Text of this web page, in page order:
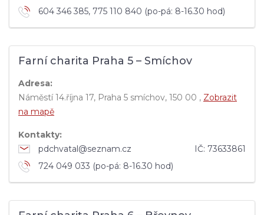
604 346 385, 775 110 840 (po-pá: 8-16.30 hod)
Farní charita Praha 5 – Smíchov
Adresa:
Náměstí 14.října 17, Praha 5 smíchov, 150 00 , Zobrazit
na mapě
Kontakty:
pdchvatal@seznam.cz
IČ: 73633861
724 049 033 (po-pá: 8-16.30 hod)